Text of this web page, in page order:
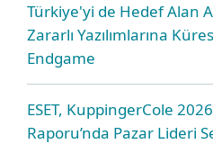
Türkiye'yi de Hedef Alan
Zararlı Yazılımlarına
Endgame
ESET, KuppingerCole
Raporu’nda Pazar Lideri